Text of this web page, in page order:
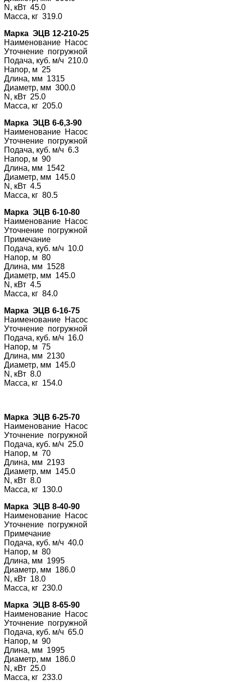
N, кВт 45.0
Масса, кг 319.0
Марка ЭЦВ 12-210-25
Наименование Насос
Уточнение погружной
Подача, куб. м/ч 210.0
Напор, м 25
Длина, мм 1315
Диаметр, мм 300.0
N, кВт 25.0
Масса, кг 205.0
Марка ЭЦВ 6-6,3-90
Наименование Насос
Уточнение погружной
Подача, куб. м/ч 6.3
Напор, м 90
Длина, мм 1542
Диаметр, мм 145.0
N, кВт 4.5
Масса, кг 80.5
Марка ЭЦВ 6-10-80
Наименование Насос
Уточнение погружной
Примечание
Подача, куб. м/ч 10.0
Напор, м 80
Длина, мм 1528
Диаметр, мм 145.0
N, кВт 4.5
Масса, кг 84.0
Марка ЭЦВ 6-16-75
Наименование Насос
Уточнение погружной
Подача, куб. м/ч 16.0
Напор, м 75
Длина, мм 2130
Диаметр, мм 145.0
N, кВт 8.0
Масса, кг 154.0
Марка ЭЦВ 6-25-70
Наименование Насос
Уточнение погружной
Подача, куб. м/ч 25.0
Напор, м 70
Длина, мм 2193
Диаметр, мм 145.0
N, кВт 8.0
Масса, кг 130.0
Марка ЭЦВ 8-40-90
Наименование Насос
Уточнение погружной
Примечание
Подача, куб. м/ч 40.0
Напор, м 80
Длина, мм 1995
Диаметр, мм 186.0
N, кВт 18.0
Масса, кг 230.0
Марка ЭЦВ 8-65-90
Наименование Насос
Уточнение погружной
Подача, куб. м/ч 65.0
Напор, м 90
Длина, мм 1995
Диаметр, мм 186.0
N, кВт 25.0
Масса, кг 233.0